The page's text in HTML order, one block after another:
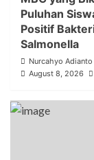
Puluhan
Positif
Salmonella
Nurcahyo Adianto
August 8, 2026